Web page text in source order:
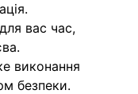
вас час,
виконання
безпеки.